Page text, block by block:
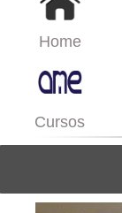
Home
Cursos